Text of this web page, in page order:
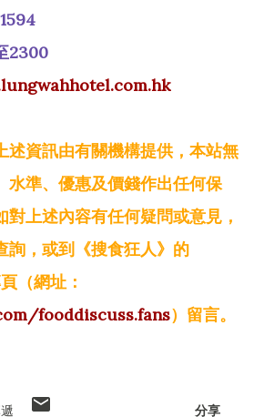
2300
述資訊由有關機構提供，本站無
水準、優惠及價錢作出任何保
對上述內容有任何疑問或意見，
詢，或到《搜食狂人》的
（網址：
fooddiscuss.fans）留言。
分享